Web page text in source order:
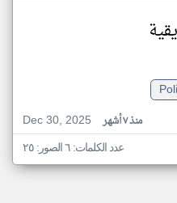
Dec 30, 2025
منذ ٧ أشهر
عدد الكلمات: ٦ الصور: ٢٥